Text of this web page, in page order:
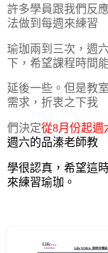
許多學員跟我們反
法做到每週來練習
瑜珈兩到三次，週
下，希望課程時間能
延後一些。但是教
需求，折衷之下我
們決定從8月份起週
週六的品溱老師教
學很認真，希望這
來練習瑜珈。